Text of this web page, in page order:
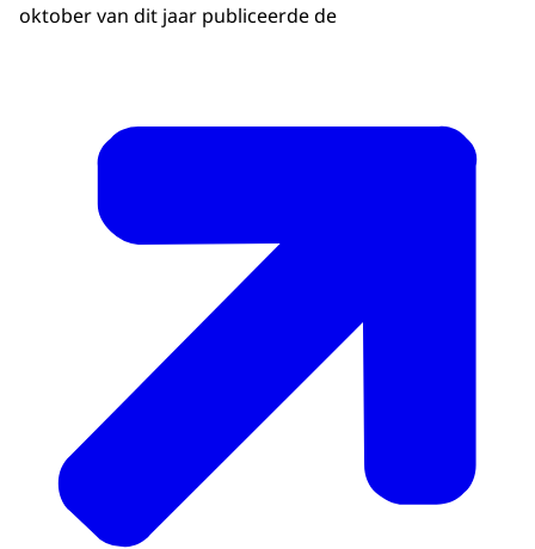
oktober van dit jaar publiceerde de